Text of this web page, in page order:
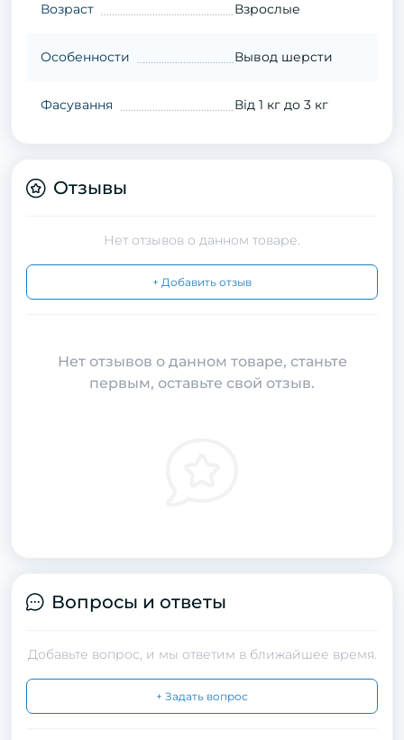
Возраст Взрослые
Особенности Вывод шерсти
Фасування Від 1 кг до 3 кг
Отзывы
Нет отзывов о данном товаре.
+ Добавить отзыв
Нет отзывов о данном товаре, станьте
первым, оставьте свой отзыв.
Вопросы и ответы
Добавьте вопрос, и мы ответим в ближайшее время.
+ Задать вопрос